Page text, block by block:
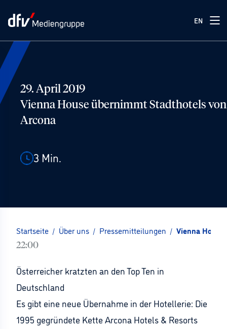
EN
29. April 2019
Vienna House übernimmt Stadthotels von
Arcona
3 Min.
Startseite / Über uns / Pressemitteilungen / Vienna
22:00
Österreicher kratzten an den Top Ten in
Deutschland
Es gibt eine neue Übernahme in der Hotellerie: Die
1995 gegründete Kette Arcona Hotels & Resorts